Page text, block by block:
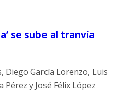
se sube al tranvía
Diego García Lorenzo, Luis
Pérez y José Félix López